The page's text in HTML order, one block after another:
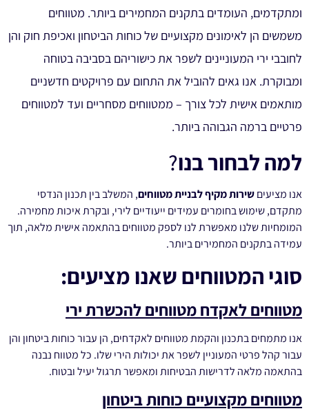
ומתקדמים, העומדים בתקנים המחמירים ביותר. מטווחים
משמשים הן לאימונים מקצועיים של כוחות הביטחון ואכיפת חוק והן
לחובבי ירי המעוניינים לשפר את כישוריהם בסביבה בטוחה
ומבוקרת. אנו גאים להוביל את התחום עם פרויקטים חדשניים
מותאמים אישית לכל צורך – ממטווחים מסחריים ועד למטווחים
פרטיים ברמה הגבוהה ביותר.
למה לבחור בנו?
אנו מציעיםשירות מקיף לבניית מטווחים, המשלב בין תכנון הנדסי
מתקדם, שימוש בחומרים עמידים ייעודיים לירי, ובקרת איכות מחמירה.
המומחיות שלנו מאפשרת לנו לספק מטווחים בהתאמה אישית מלאה, תוך
עמידה בתקנים המחמירים ביותר.
סוגי המטווחים שאנו מציעים:
מטווחים לאקדח מטווחים להכשרת ירי
אנו מתמחים בתכנון והקמת מטווחים לאקדחים, הן עבור כוחות ביטחון והן
עבור קהל פרטי המעוניין לשפר את יכולות הירי שלו. כל מטווח נבנה
בהתאמה מלאה לדרישות הבטיחות ומאפשר תרגול יעיל ובטוח.
מטווחים מקצועיים כוחות ביטחון